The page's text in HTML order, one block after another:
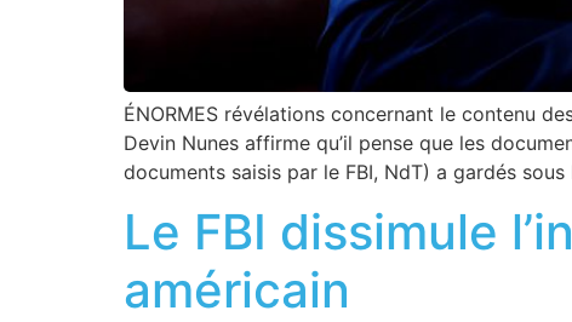
ÉNORMES révélations concernant le contenu
Devin Nunes affirme qu’il pense que les
documents saisis par le FBI, NdT) a gardés
Le FBI dissimule
américain